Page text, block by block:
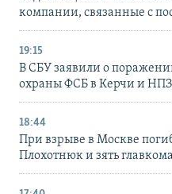
компании, связанные с
19:15
В СБУ заявили о
охраны ФСБ в Керчи и НПЗ
18:44
При взрыве в Москве
Плохотнюк и зять